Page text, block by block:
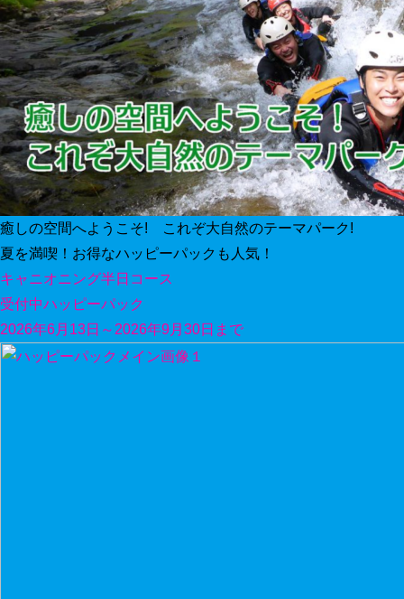
癒しの空間へようこそ! これぞ大自然のテーマパーク!
夏を満喫！お得なハッピーパックも人気！
キャニオニング半日コース
受付中ハッピーパック
2026年6月13日～2026年9月30日まで